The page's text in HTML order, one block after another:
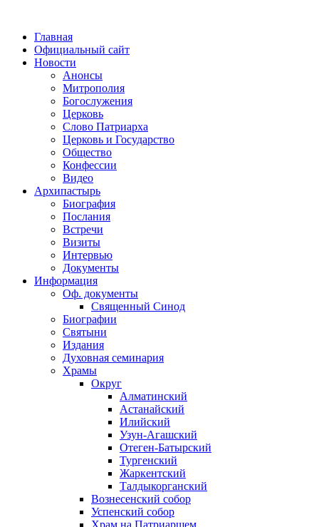
Главная
Официальный сайт
Новости
Анонсы
Митрополия
Богослужения
Церковь
Слово Патриарха
Церковь и Государство
Общество
Конфессии
Видео
Архипастырь
Биография
Послания
Встречи
Визиты
Интервью
Документы
Информация
Оф. документы
Священный Синод
Биографии
Святыни
Издания
Духовная семинария
Храмы
Округ
Алматинский
Астанайский
Илийский
Узун-Агашский
Отеген-Батырский
Тургенский
Жаркентский
Талдыкорганский
Вознесенский собор
Успенский собор
Храм на Патриаршем